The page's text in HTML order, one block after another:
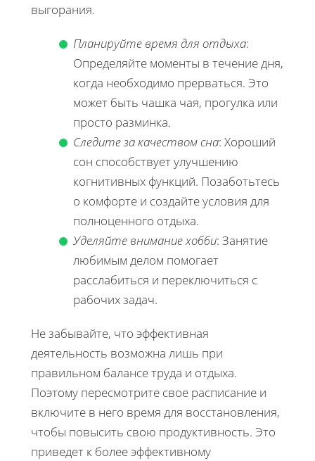
выгорания.
Планируйте время для отдыха:
Определяйте моменты в течение дня,
когда необходимо прерваться. Это
может быть чашка чая, прогулка или
просто разминка.
Следите за качеством сна: Хороший
сон способствует улучшению
когнитивных функций. Позаботьтесь
о комфорте и создайте условия для
полноценного отдыха.
Уделяйте внимание хобби: Занятие
любимым делом помогает
расслабиться и переключиться с
рабочих задач.
Не забывайте, что эффективная
деятельность возможна лишь при
правильном балансе труда и отдыха.
Поэтому пересмотрите свое расписание и
включите в него время для восстановления,
чтобы повысить свою продуктивность. Это
приведет к более эффективному